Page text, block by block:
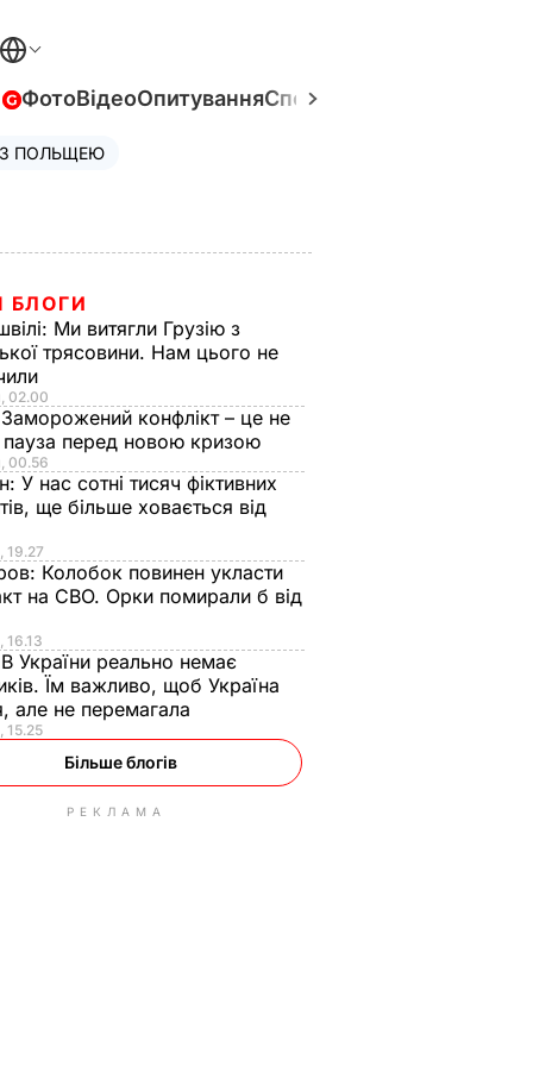
ФотоВідеоОпитуванняСпецпроєкти
ПОЛЬЩЕЮ
БЛОГИ
Ми витягли Грузію з
трясовини. Нам цього не
02.00
Заморожений конфлікт – це не
перед новою кризою
00.56
У нас сотні тисяч фіктивних
ще більше ховається від
19.27
Колобок повинен укласти
на СВО. Орки помирали б від
16.13
В України реально немає
Їм важливо, щоб Україна
але не перемагала
15.25
Більше блогів
РЕКЛАМА